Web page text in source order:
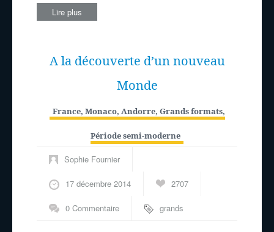
Lire plus
A la découverte d’un nouveau
Monde
France, Monaco, Andorre, Grands formats,
Période semi-moderne
Sophie Fournier
17 décembre 2014 2707
0 Commentaire
grands